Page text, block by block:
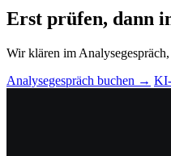
Erst prüfen, dann
Wir klären im
Analysegespräch buchen →